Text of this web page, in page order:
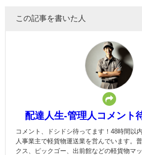
この記事を書いた人
配達人生-管理人コメント
コメント、ドシドシ待ってます！48時間以
人事業主で軽貨物運送業を営んでいます。
クス、ピックゴー、出前館などの軽貨物マ